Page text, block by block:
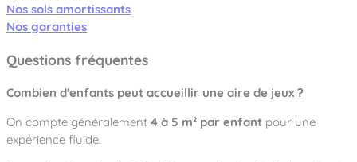
Nos sols amortissants
Nos garanties
Questions fréquentes
Combien d'enfants peut accueillir une aire de jeux ?
On compte généralement 4 à 5 m² par enfant pour une
expérience fluide.